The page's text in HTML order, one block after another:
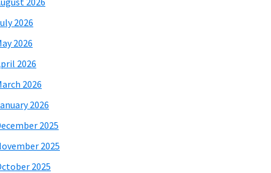
2026
2026
2026
2026
2026
2025
2025
2025